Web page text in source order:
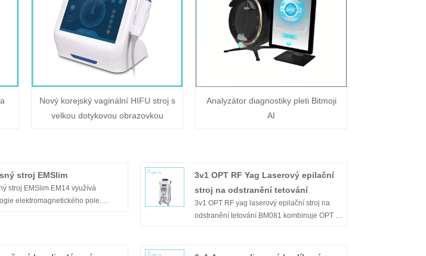
Nový korejský vaginální HIFU stroj s
velkou dotykovou obrazovkou
Analyzátor diagnostiky pleti Bitmoji
AI
stroj EMSlim
stroj EMSlim EM14 využívá
elektromagnetického pole.
3v1 OPT RF Yag Laserový epilační
stroj na odstranění tetování
3v1 OPT RF yag laserový epilační stroj na
odstranění tetování BM081 kombinuje OPT +
tetování, odstranění pigmentace, odstranění